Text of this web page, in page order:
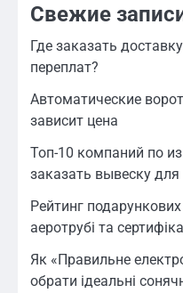
Свежие
Где заказать
переплат?
Автоматические
зависит цена
Топ-10 компаний по
заказать вывеску
Рейтинг
аеротрубі та
Як «Правильне
обрати ідеальні